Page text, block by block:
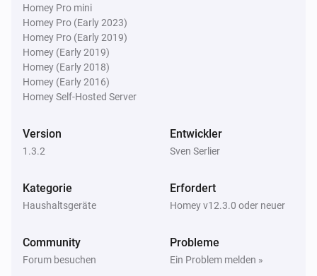
Homey Pro mini
Homey Pro (Early 2023)
Homey Pro (Early 2019)
Homey (Early 2019)
Homey (Early 2018)
Homey (Early 2016)
Homey Self-Hosted Server
Version
1.3.2
Entwickler
Sven Serlier
Kategorie
Haushaltsgeräte
Erfordert
Homey v12.3.0 oder neuer
Community
Forum besuchen
Probleme
Ein Problem melden »